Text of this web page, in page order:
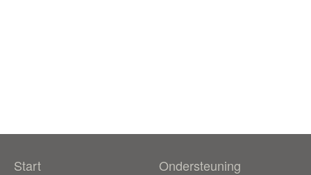
Start Ondersteuning